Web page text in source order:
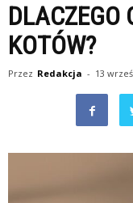
DLACZEGO
KOTÓW?
Przez Redakcja - 13